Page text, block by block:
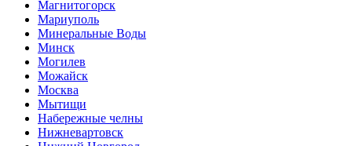
Магнитогорск
Мариуполь
Минеральные Воды
Минск
Могилев
Можайск
Москва
Мытищи
Набережные челны
Нижневартовск